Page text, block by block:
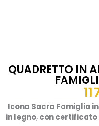
QUADRETTO IN
Icona Sacra Famiglia
in legno, con